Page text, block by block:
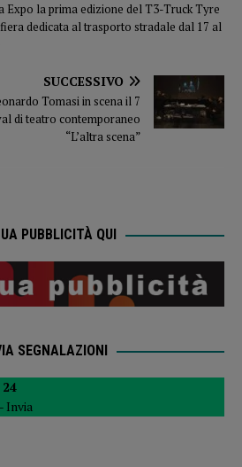
Expo la prima edizione del T3-Truck Tyre
dedicata al trasporto stradale dal 17 al
SUCCESSIVO
Tomasi in scena il 7
di teatro contemporaneo
“L’altra scena”
PUBBLICITÀ QUI
SEGNALAZIONI
Invia